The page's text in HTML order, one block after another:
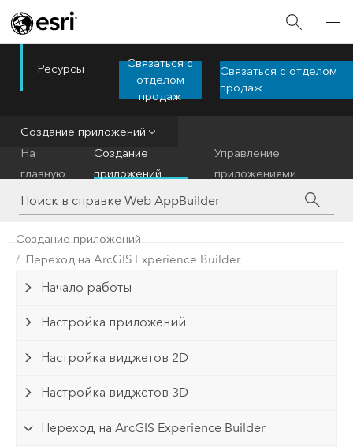
ArcGIS Web AppBuilder Menu
Ресурсы
Связаться с
отделом
продаж
Связаться с отделом
продаж
Создание приложений
На
главную
Создание
приложений
Управление
приложениями
Создание приложений
Переход на ArcGIS Experience Builder
Начало работы
Настройка приложений
Настройка виджетов 2D
Настройка виджетов 3D
Переход на ArcGIS Experience Builder